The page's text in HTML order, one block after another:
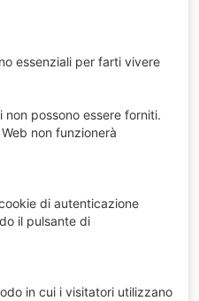
essenziali per farti vivere
possono essere forniti.
non funzionerà
di autenticazione
il pulsante di
in cui i visitatori utilizzano